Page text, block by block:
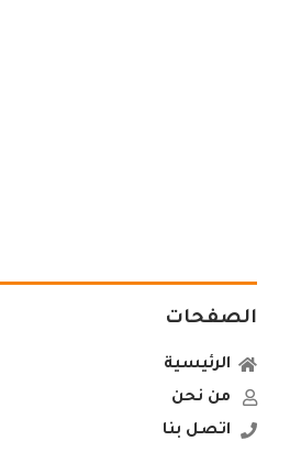
الصفحات
الرئيسية
من نحن
اتصل بنا